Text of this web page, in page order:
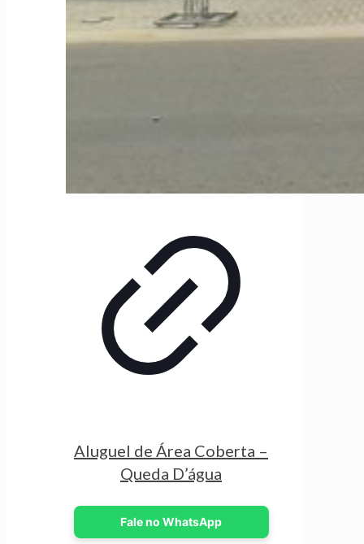
Aluguel de Área Coberta –
Queda D’água
Fale no WhatsApp